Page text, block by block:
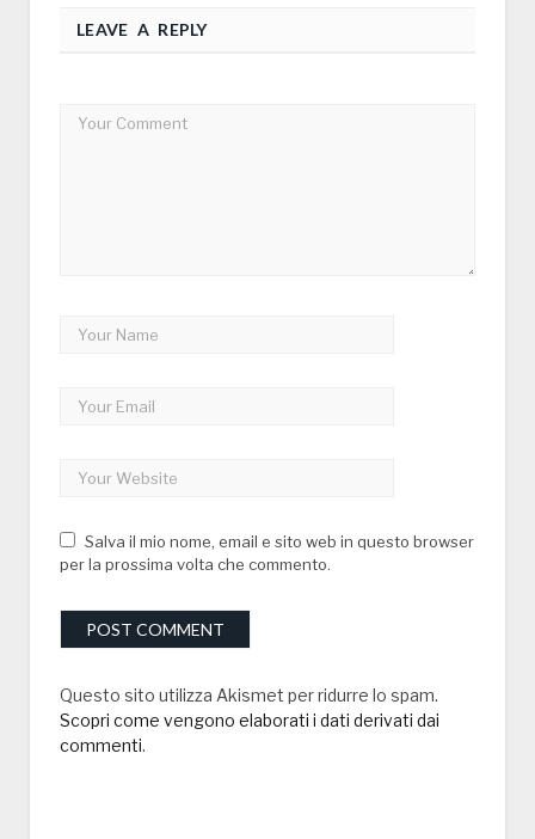
LEAVE A REPLY
Salva il mio nome, email e sito web in questo browser
per la prossima volta che commento.
Questo sito utilizza Akismet per ridurre lo spam.
Scopri come vengono elaborati i dati derivati dai
commenti.